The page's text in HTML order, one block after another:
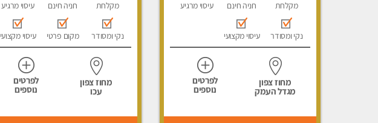
מקלחת חניה חינם עיסוי מרגיע
נקי ומסודר עיסוי מקצועי
מחוז צפון
מגדל העמק
לפרטים
נוספים
מקלחת חניה חינם עיסוי מרגיע
נקי ומסודר מקום פרטי עיסוי מקצועי
מחוז צפון
עכו
לפרטים
נוספים